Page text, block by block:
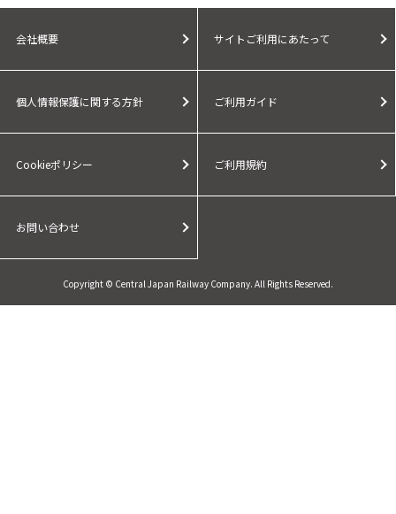
会社概要 サイトご利用にあたって
個人情報保護に関する方針 ご利用ガイド
Cookieポリシー ご利用規約
お問い合わせ
Copyright © Central Japan Railway Company. All Rights Reserved.